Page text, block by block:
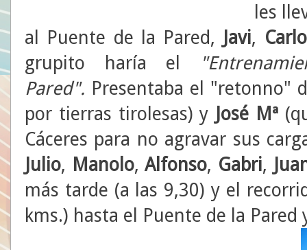
les
al Puente de la Pared,
Javi,
grupito haría el
Pared". Presentaba el "retonno"
por tierras tirolesas) y
José Mª
Cáceres para no agravar sus
Julio, Manolo,Alfonso, Gabri,
más tarde (a las 9,30) y el
kms.) hasta el Puente de la Pared